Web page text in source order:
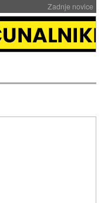
Zadnje novice